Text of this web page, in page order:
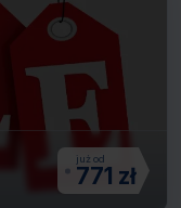
771 zł